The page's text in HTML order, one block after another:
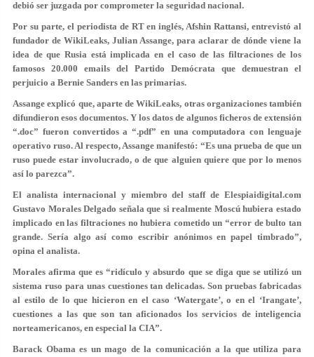
debió ser juzgada por comprometer la seguridad nacional.
Por su parte, el periodista de RT en inglés, Afshin Rattansi, entrevistó al
fundador de WikiLeaks, Julian Assange, para aclarar de dónde viene la
idea de que Rusia está implicada en el caso de las filtraciones de los
famosos 20.000 emails del Partido Demócrata que demuestran el
perjuicio a Bernie Sanders en las primarias.
Assange explicó que, aparte de WikiLeaks, otras organizaciones también
difundieron esos documentos. Y los datos de algunos ficheros de extensión
“.doc” fueron convertidos a “.pdf” en una computadora con lenguaje
operativo ruso. Al respecto, Assange manifestó: “Es una prueba de que un
ruso puede estar involucrado, o de que alguien quiere que por lo menos
así lo parezca”.
El analista internacional y miembro del staff de Elespiaidigital.com
Gustavo Morales Delgado señala que si realmente Moscú hubiera estado
implicado en las filtraciones no hubiera cometido un “error de bulto tan
grande. Sería algo así como escribir anónimos en papel timbrado”,
opina el analista.
Morales afirma que es “ridículo y absurdo que se diga que se utilizó un
sistema ruso para unas cuestiones tan delicadas. Son pruebas fabricadas
al estilo de lo que hicieron en el caso ‘Watergate’, o en el ‘Irangate’,
cuestiones a las que son tan aficionados los servicios de inteligencia
norteamericanos, en especial la CIA”.
Barack Obama es un mago de la comunicación a la que utiliza para